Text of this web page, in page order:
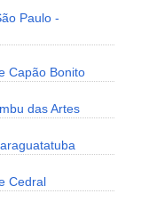
Paulo -
Capão Bonito
das Artes
Cedral